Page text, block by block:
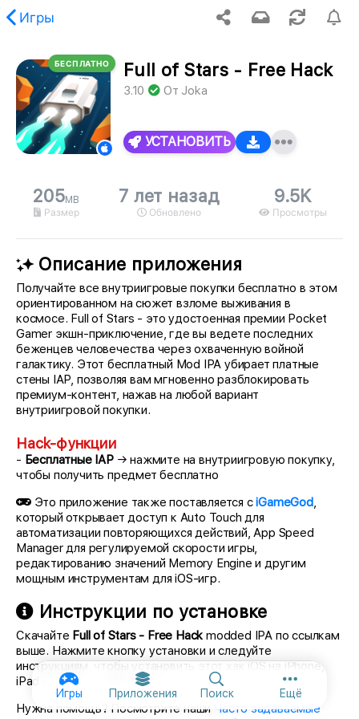
Игры
Игры Приложения Поиск Ещё
запрошенный контент не найден.
БЕСПЛАТНО Full of Stars - Free Hack
3.10 От Joka
УСТАНОВИТЬ
205MB
Размер
7 лет назад
Обновлено
9.5K
Просмотры
Описание приложения
Получайте все внутриигровые покупки бесплатно в этом
ориентированном на сюжет взломе выживания в
космосе. Full of Stars - это удостоенная премии Pocket
Gamer экшн-приключение, где вы ведете последних
беженцев человечества через охваченную войной
галактику. Этот бесплатный Mod IPA убирает платные
стены IAP, позволяя вам мгновенно разблокировать
премиум-контент, нажав на любой вариант
внутриигровой покупки.
Hack-функции
- Бесплатные IAP→ нажмите на внутриигровую покупку,
чтобы получить предмет бесплатно
Это приложение также поставляется сiGameGod,
который открывает доступ к Auto Touch для
автоматизации повторяющихся действий, App Speed
Manager для регулируемой скорости игры,
редактированию значений Memory Engine и другим
мощным инструментам для iOS-игр.
Инструкции по установке
Скачайте Full of Stars - Free Hack modded IPA по ссылкам
выше. Нажмите кнопку установки и следуйте
инструкциям, чтобы установить этот хак iOS на iPhone,
iPad или Mac с Apple Silicon.
Нужна помощь? Посмотрите наши Часто задаваемые